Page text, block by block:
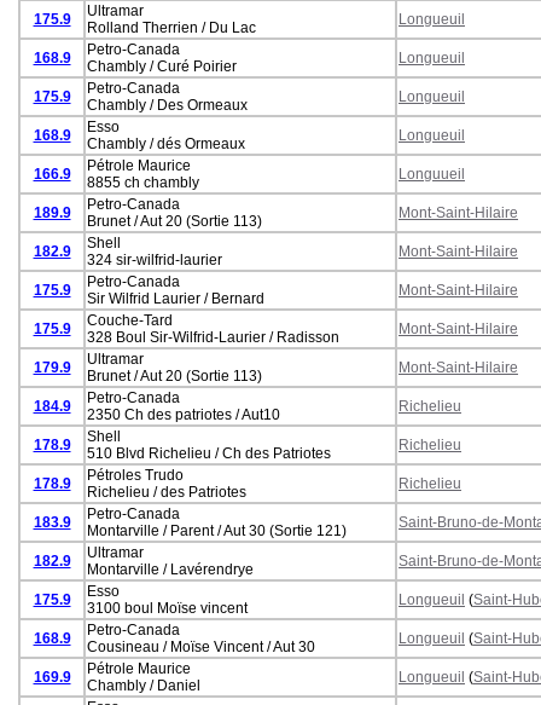
175.9
Ultramar
Rolland Therrien / Du Lac
Longueuil
168.9
Petro-Canada
Chambly / Curé Poirier
Longueuil
175.9
Petro-Canada
Chambly / Des Ormeaux
Longueuil
168.9
Esso
Chambly / dés Ormeaux
Longueuil
166.9
Pétrole Maurice
8855 ch chambly
Longuueil
189.9
Petro-Canada
Brunet / Aut 20 (Sortie 113)
Mont-Saint-Hilaire
182.9
Shell
324 sir-wilfrid-laurier
Mont-Saint-Hilaire
175.9
Petro-Canada
Sir Wilfrid Laurier / Bernard
Mont-Saint-Hilaire
175.9
Couche-Tard
328 Boul Sir-Wilfrid-Laurier / Radisson
Mont-Saint-Hilaire
179.9
Ultramar
Brunet / Aut 20 (Sortie 113)
Mont-Saint-Hilaire
184.9
Petro-Canada
2350 Ch des patriotes / Aut10
Richelieu
178.9
Shell
510 Blvd Richelieu / Ch des Patriotes
Richelieu
178.9
Pétroles Trudo
Richelieu / des Patriotes
Richelieu
183.9
Petro-Canada
Montarville / Parent / Aut 30 (Sortie 121)
Saint-Bruno-de-
182.9
Ultramar
Montarville / Lavérendrye
Saint-Bruno-de-
175.9
Esso
3100 boul Moïse vincent
Longueuil (Saint-
168.9
Petro-Canada
Cousineau / Moïse Vincent / Aut 30
Longueuil (Saint-
169.9
Pétrole Maurice
Chambly / Daniel
Longueuil (Saint-